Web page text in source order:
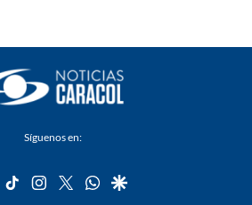
Síguenos en:
facebook
tiktok instagram
twitterwhatsapp
google